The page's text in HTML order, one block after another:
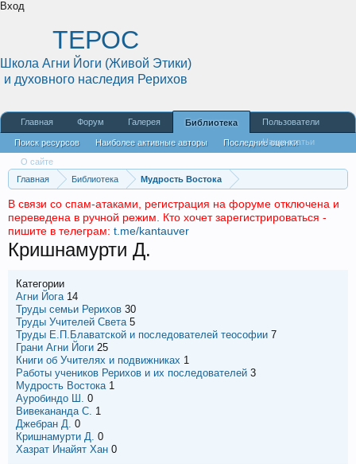
Вход
Главная Библиотека Мудрость Востока
В связи со спам-атаками, регистрация на форуме отключена и
переведена в ручной режим. Кто хочет зарегистрироваться -
пишите в телеграм: t.me/kantauver
Кришнамурти Д.
Категории
Агни Йога 14
Труды семьи Рерихов 30
Труды Учителей Света 5
Труды Е.П.Блаватской и последователей теософии 7
Грани Агни Йоги 25
Книги об Учителях и подвижниках 1
Работы учеников Рерихов и их последователей 3
Мудрость Востока 1
Ауробиндо Ш. 0
Вивекананда С. 1
Джебран Д. 0
Кришнамурти Д. 0
Хазрат Инайят Хан 0
ТЕРОС
Школа Агни Йоги (Живой Этики)
и духовного наследия Рерихов
Главная Форум Галерея Библиотека
Поиск ресурсов Наиболее активные авторы Последние оценки
Пользователи
Наши статьи
О сайте